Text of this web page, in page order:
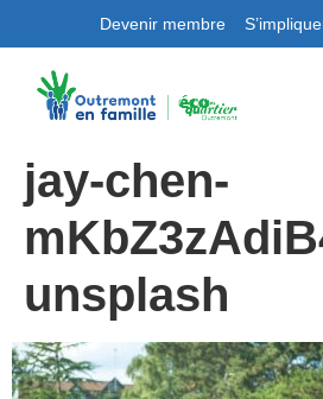
Devenir membre
jay-chen-
unsplash